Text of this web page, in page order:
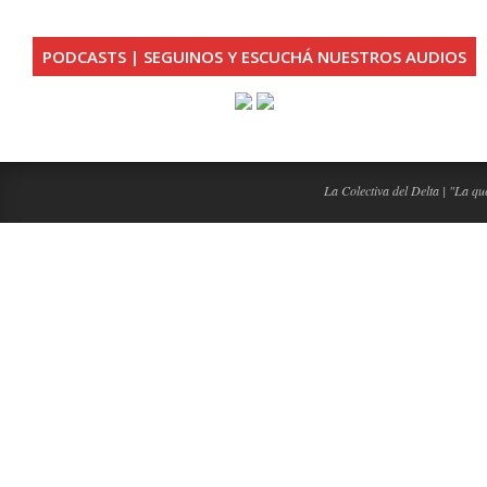
PODCASTS | SEGUINOS Y ESCUCHÁ NUESTROS AUDIOS
La Colectiva del Delta | "La